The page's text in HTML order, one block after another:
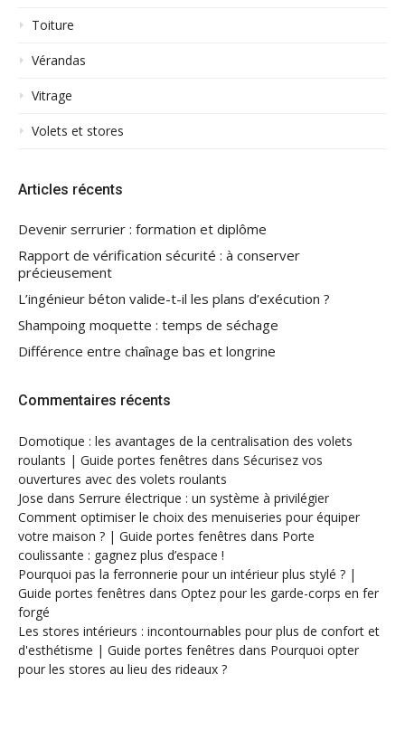
Toiture
Vérandas
Vitrage
Volets et stores
Articles récents
Devenir serrurier : formation et diplôme
Rapport de vérification sécurité : à conserver
précieusement
L’ingénieur béton valide-t-il les plans d’exécution ?
Shampoing moquette : temps de séchage
Différence entre chaînage bas et longrine
Commentaires récents
Domotique : les avantages de la centralisation des volets
roulants | Guide portes fenêtres dans Sécurisez vos
ouvertures avec des volets roulants
Jose dans Serrure électrique : un système à privilégier
Comment optimiser le choix des menuiseries pour équiper
votre maison ? | Guide portes fenêtres dans Porte
coulissante : gagnez plus d’espace !
Pourquoi pas la ferronnerie pour un intérieur plus stylé ? |
Guide portes fenêtres dans Optez pour les garde-corps en fer
forgé
Les stores intérieurs : incontournables pour plus de confort et
d'esthétisme | Guide portes fenêtres dans Pourquoi opter
pour les stores au lieu des rideaux ?